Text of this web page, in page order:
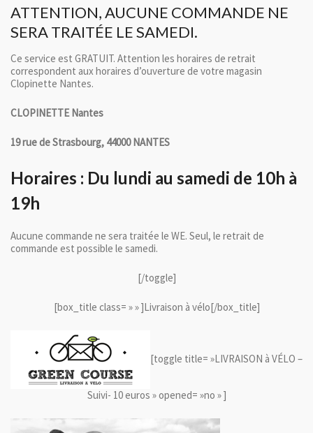
ATTENTION, AUCUNE COMMANDE NE
SERA TRAITÉE LE SAMEDI.
Ce service est GRATUIT. Attention les horaires de retrait
correspondent aux horaires d’ouverture de votre magasin
Clopinette Nantes.
CLOPINETTE Nantes
19 rue de Strasbourg, 44000 NANTES
Horaires : Du lundi au samedi de 10h à
19h
Aucune commande ne sera traitée le WE. Seul, le retrait de
commande est possible le samedi.
[/toggle]
[box_title class= » » ]Livraison à vélo[/box_title]
[toggle title= »LIVRAISON à VÉLO –
Suivi- 10 euros » opened= »no » ]